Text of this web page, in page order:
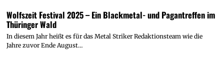
Wolfszeit Festival 2025 – Ein Blackmetal- und Pagantreffen im
Thüringer Wald
In diesem Jahr heißt es für das Metal Striker Redaktionsteam wie die
Jahre zuvor Ende August…